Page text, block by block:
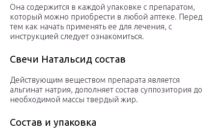
Она содержится в каждой упаковке с препаратом,
который можно приобрести в любой аптеке. Перед
тем как начать применять ее для лечения, с
инструкцией следует ознакомиться.
Свечи Натальсид состав
Действующим веществом препарата является
альгинат натрия, дополняет состав суппозитория до
необходимой массы твердый жир.
Состав и упаковка